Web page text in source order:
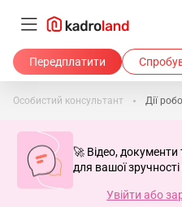
Передплатити
Особистий консультант
🚀 Відео,
для вашої
Увійти або